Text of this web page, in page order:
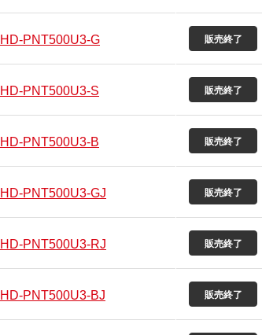
HD-PNT500U3-G
HD-PNT500U3-S
HD-PNT500U3-B
HD-PNT500U3-GJ
HD-PNT500U3-RJ
HD-PNT500U3-BJ